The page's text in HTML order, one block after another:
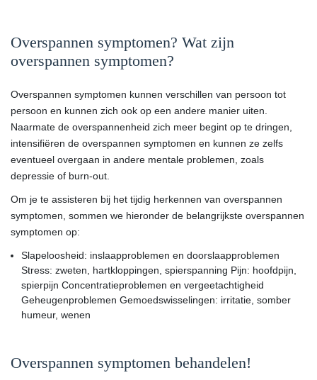
Overspannen symptomen? Wat zijn
overspannen symptomen?
Overspannen symptomen kunnen verschillen van persoon tot
persoon en kunnen zich ook op een andere manier uiten.
Naarmate de overspannenheid zich meer begint op te dringen,
intensifiëren de overspannen symptomen en kunnen ze zelfs
eventueel overgaan in andere mentale problemen, zoals
depressie of burn-out.
Om je te assisteren bij het tijdig herkennen van overspannen
symptomen, sommen we hieronder de belangrijkste overspannen
symptomen op:
Slapeloosheid: inslaapproblemen en doorslaapproblemen
Stress: zweten, hartkloppingen, spierspanning Pijn: hoofdpijn,
spierpijn Concentratieproblemen en vergeetachtigheid
Geheugenproblemen Gemoedswisselingen: irritatie, somber
humeur, wenen
Overspannen symptomen behandelen!